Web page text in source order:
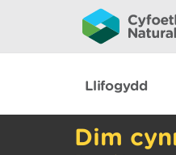
Llifogydd
Dim